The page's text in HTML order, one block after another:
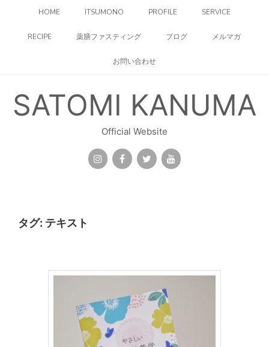
HOME ITSUMONO PROFILE SERVICE
RECIPE 薬膳ファスティング ブログ メルマガ
お問い合わせ
SATOMI KANUMA
Official Website
タグ: テキスト